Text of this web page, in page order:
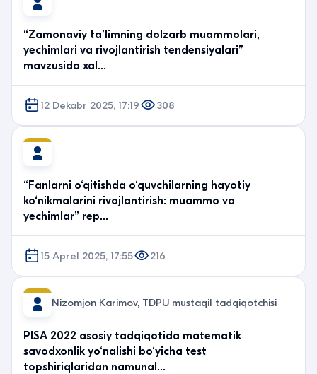
“Zamonaviy ta’limning dolzarb muammolari,
yechimlari va rivojlantirish tendensiyalari”
mavzusida xal…
12 Dekabr 2025, 17:19 308
“Fanlarni o‘qitishda o‘quvchilarning hayotiy
ko‘nikmalarini rivojlantirish: muammo va
yechimlar” rep…
15 Aprel 2025, 17:55 216
Nizomjon Karimov, TDPU mustaqil tadqiqotchisi
PISA 2022 asosiy tadqiqotida matematik
savodxonlik yo‘nalishi bo‘yicha test
topshiriqlaridan namunal…